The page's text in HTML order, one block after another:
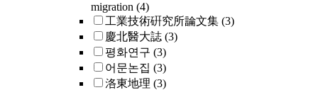
migration (4)
工業技術硏究所論文集 (3)
慶北醫大誌 (3)
평화연구 (3)
어문논집 (3)
洛東地理 (3)